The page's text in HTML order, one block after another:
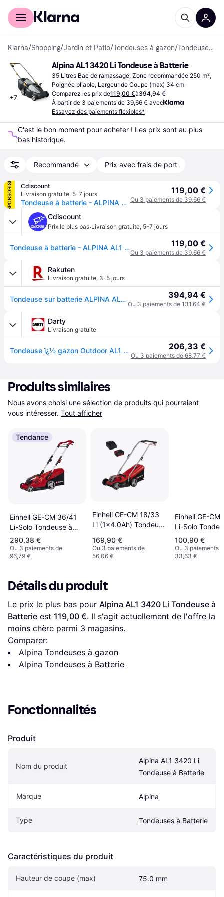
Acheter avec Klarna
Klarna/Shopping/Jardin et Patio/Tondeuses à gazon/ Tondeuses à Batterie
+7
Alpina AL1 3420 Li Tondeuse à Batterie
35 Litres Bac de ramassage, Zone recommandée 250 m²,
Poignée pliable, Largeur de Coupe (max) 34 cm
Comparez les prix de119,00 €à394,94 €
À partir de 3 paiements de 39,66 € avec
Essayez des paiements flexibles*
C'est le bon moment pour acheter ! Les prix sont au plus
bas historique.
Recommandé Prix avec frais de port
SPONSORISÉ
Cdiscount
Livraison gratuite, 5-7 jours
Tondeuse à batterie - ALPINA AL1 3420 - Largeur 34 cm - 2 batteries 20V / 2 Ah - Noir
119,00 €
Ou 3 paiements de 39,66 €
Cdiscount
Prix le plus bas·Livraison gratuite, 5-7 jours
Tondeuse à batterie - ALPINA AL1 3420 - Largeur 34 cm - 2 batteries 20V / 2 Ah - Noir 119,00 €
Ou 3 paiements de 39,66 €
Rakuten
Livraison gratuite, 3-5 jours
Tondeuse sur batterie ALPINA AL1 3420 Li Kit - 34 cm de coupe - chargeur + 2 batteries 20V 2Ah fournies 394,94 €
Ou 3 paiements de 131,64 €
Darty
Livraison gratuite
Tondeuse ï¿½ gazon Outdoor AL1 3420 Li 291342064/A21 sans fil 20 V Largeur de coupe (max.) 34 cm 206,33 €
Ou 3 paiements de 68,77 €
Produits similaires
Nous avons choisi une sélection de produits qui pourraient
vous intéresser. Tout afficher
Tendance
Einhell GE-CM 36/41
Li-Solo Tondeuse à
Batterie
290,38 €
Ou 3 paiements de
96,79 €
Einhell GE-CM 18/33
Li (1x4.0Ah) Tondeuse
169,90 €
Ou 3 paiements de
56,06 €
Einhell GE-CM
Li-Solo
Batterie
100,90 €
Ou 3 paiements
33,63 €
Détails du produit
Le prix le plus bas pour Alpina AL1 3420 Li Tondeuse à
Batterie est 119,00 €. Il s'agit actuellement de l'offre la
moins chère parmi 3 magasins.
Comparer:
Alpina Tondeuses à gazon
Alpina Tondeuses à Batterie
Fonctionnalités
Produit
Nom du produit
Alpina AL1 3420 Li
Tondeuse à Batterie
Marque Alpina
Type Tondeuses à Batterie
Caractéristiques du produit
Hauteur de coupe (max) 75.0 mm